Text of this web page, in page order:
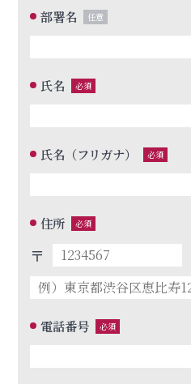
部署名 任意
氏名 必須
氏名（フリガナ） 必須
住所 必須
〒
電話番号 必須